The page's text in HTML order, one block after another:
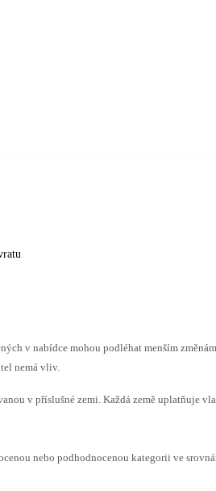
v nabídce mohou podléhat menším
nemá vliv.
v příslušné zemi. Každá země uplatňuje
nebo podhodnocenou kategorii ve